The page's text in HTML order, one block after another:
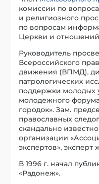
комиссии по
и религиозного
по вопросам
Церкви и
Руководитель
Всероссийского
движения (ВПМД),
патрологических
поддержки молодых
молодежного
городок». Зам.
православных
скандально
организации
экспертов», эксперт
В 1996 г. начал
«Радонеж».